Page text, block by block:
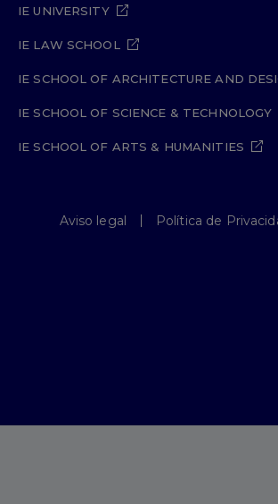
IE UNIVERSITY
IE LAW SCHOOL
IE SCHOOL OF ARCHITECTURE AND
IE SCHOOL OF SCIENCE & TECHNOLOGY
IE SCHOOL OF ARTS & HUMANITIES
Aviso legal Política de